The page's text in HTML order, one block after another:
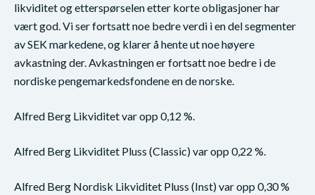
likviditet og etterspørselen etter korte obligasjoner har
vært god. Vi ser fortsatt noe bedre verdi i en del segmenter
av SEK markedene, og klarer å hente ut noe høyere
avkastning der. Avkastningen er fortsatt noe bedre i de
nordiske pengemarkedsfondene en de norske.
Alfred Berg Likviditet var opp 0,12 %.
Alfred Berg Likviditet Pluss (Classic) var opp 0,22 %.
Alfred Berg Nordisk Likviditet Pluss (Inst) var opp 0,30 %